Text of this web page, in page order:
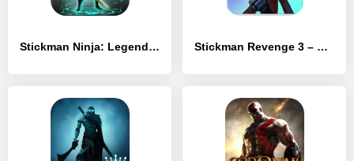
Stickman Ninja: Legends Warrior Stickman Revenge 3 – Ninja Warrior – Shadow Fight